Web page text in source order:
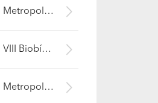
Decorar casa (Región Metropolitana - Santiago)
Decorar casa (Región VIII Biobío - Bío-Bío)
Decorar casa (Región Metropolitana - Cordillera)